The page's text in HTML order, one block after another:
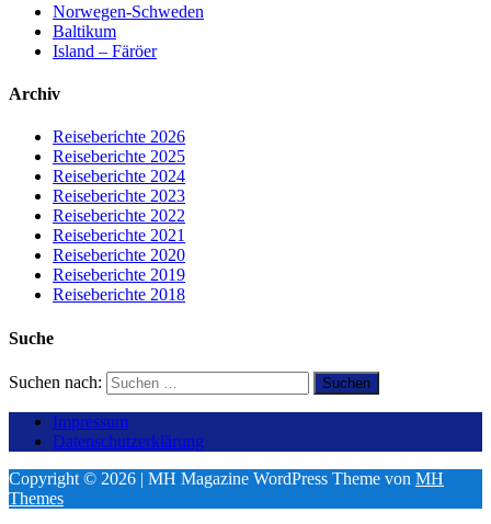
Norwegen-Schweden
Baltikum
Island – Färöer
Archiv
Reiseberichte 2026
Reiseberichte 2025
Reiseberichte 2024
Reiseberichte 2023
Reiseberichte 2022
Reiseberichte 2021
Reiseberichte 2020
Reiseberichte 2019
Reiseberichte 2018
Suche
Suchen nach:
Impressum
Datenschutzerklärung
Copyright © 2026 | MH Magazine WordPress Theme von MH
Themes